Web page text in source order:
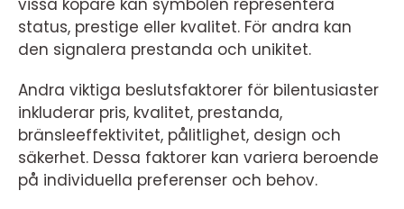
vissa köpare kan symbolen representera
status, prestige eller kvalitet. För andra kan
den signalera prestanda och unikitet.
Andra viktiga beslutsfaktorer för bilentusiaster
inkluderar pris, kvalitet, prestanda,
bränsleeffektivitet, pålitlighet, design och
säkerhet. Dessa faktorer kan variera beroende
på individuella preferenser och behov.